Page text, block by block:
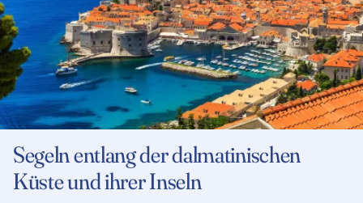
Segeln entlang der dalmatinischen
Küste und ihrer Inseln